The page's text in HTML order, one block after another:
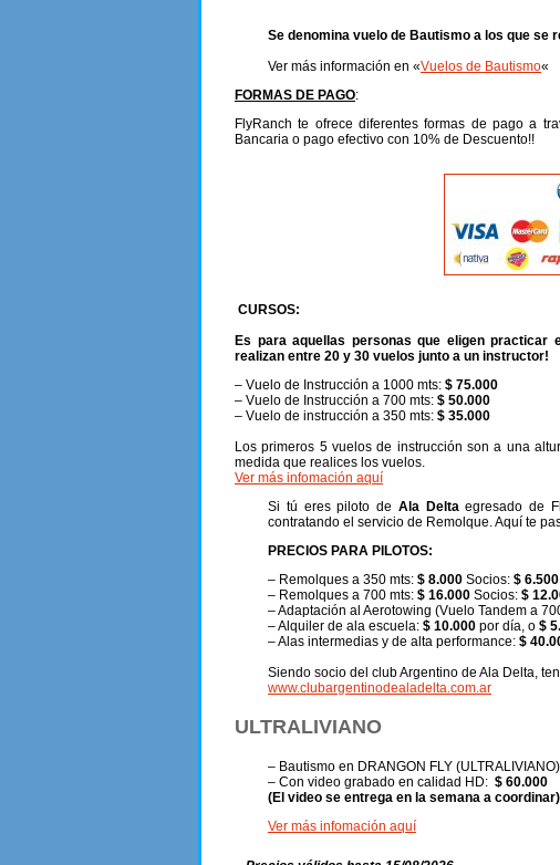
Se denomina vuelo de Bautismo a los que se
Ver más información en «Vuelos de Bautismo«
FORMAS DE PAGO:
FlyRanch te ofrece diferentes formas de pago a
Bancaria o pago efectivo con 10% de Descuento!!
CURSOS:
Es para aquellas personas que eligen
realizan entre 20 y 30 vuelos junto a un instructor!
– Vuelo de Instrucción a 1000 mts: $ 75.000
– Vuelo de Instrucción a 700 mts: $ 50.000
– Vuelo de instrucción a 350 mts: $ 35.000
Los primeros 5 vuelos de instrucción son a una
medida que realices los vuelos.
Ver más infomación aquí
Si tú eres piloto de Ala Delta egresado de
contratando el servicio de Remolque. Aquí te
PRECIOS PARA PILOTOS:
– Remolques a 350 mts: $ 8.000 Socios: $ 6.500
– Remolques a 700 mts: $ 16.000 Socios: $
– Adaptación al Aerotowing (Vuelo Tandem a
– Alquiler de ala escuela: $ 10.000 por día, o $
– Alas intermedias y de alta performance: $
Siendo socio del club Argentino de Ala Delta,
www.clubargentinodealadelta.com.ar
ULTRALIVIANO
– Bautismo en DRANGON FLY (ULTRALIVIANO)
– Con video grabado en calidad HD: $ 60.000
(El video se entrega en la semana a coordinar)
Ver más infomación aquí